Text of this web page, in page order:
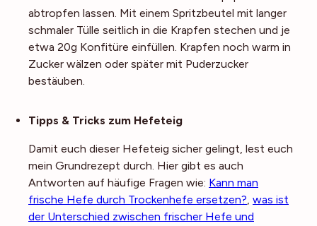
abtropfen lassen. Mit einem Spritzbeutel mit langer
schmaler Tülle seitlich in die Krapfen stechen und je
etwa 20g Konfitüre einfüllen. Krapfen noch warm in
Zucker wälzen oder später mit Puderzucker
bestäuben.
Tipps & Tricks zum Hefeteig
Damit euch dieser Hefeteig sicher gelingt, lest euch
mein Grundrezept durch. Hier gibt es auch
Antworten auf häufige Fragen wie: Kann man
frische Hefe durch Trockenhefe ersetzen?, was ist
der Unterschied zwischen frischer Hefe und